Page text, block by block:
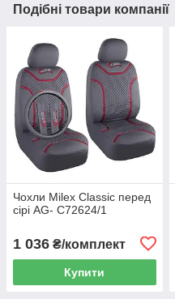
Подібні товари компанії
Чохли Milex Classic перед
сірі AG- C72624/1
1 036 ₴/комплект
Купити